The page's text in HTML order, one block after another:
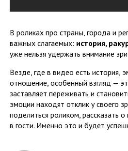
В роликах про страны, города и
важных слагаемых: история,
уже нельзя удержать внимание
Везде, где в видео есть история,
отношение, особенный взгляд —
заставляет переживать и
эмоции находят отклик у своего
поделиться роликом, рассказать
в гости. Именно это и будет